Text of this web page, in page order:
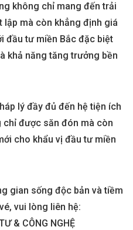
không chỉ mang đến trải
mà còn khẳng định giá
đầu tư miền Bắc đặc biệt
khả năng tăng trưởng bền
lý đầy đủ đến hệ tiện ích
chỉ được săn đón mà còn
cho khẩu vị đầu tư miền
gian sống độc bản và tiềm
vui lòng liên hệ:
& CÔNG NGHỆ